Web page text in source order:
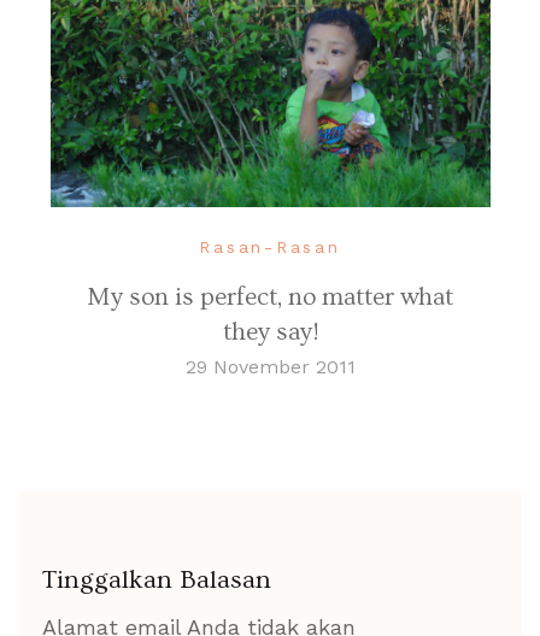
Rasan-Rasan
My son is perfect, no matter what
they say!
29 November 2011
Tinggalkan Balasan
Alamat email Anda tidak akan